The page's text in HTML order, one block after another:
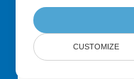
Get monthly
CUSTOMIZE